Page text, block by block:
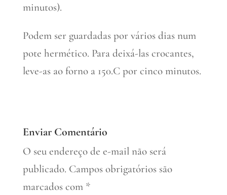
minutos).
Podem ser guardadas por vários dias num
pote hermético. Para deixá-las crocantes,
leve-as ao forno a 150.C por cinco minutos.
Enviar Comentário
O seu endereço de e-mail não será
publicado. Campos obrigatórios são
marcados com *